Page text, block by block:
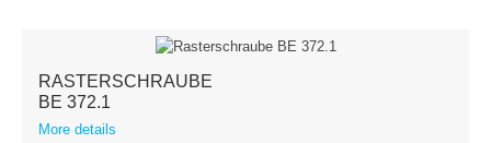
RASTERSCHRAUBE
BE 372.1
More details